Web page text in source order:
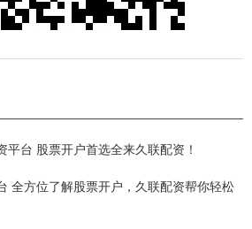
平台 股票开户首选全来久联配资！
全方位了解股票开户，久联配资帮你轻松